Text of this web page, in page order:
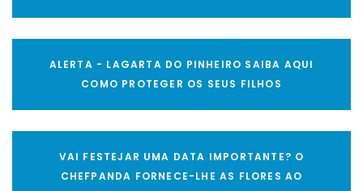
ALERTA - LAGARTA DO PINHEIRO SAIBA AQUI
COMO PROTEGER OS SEUS FILHOS
VAI FESTEJAR UMA DATA IMPORTANTE? O
CHEFPANDA FORNECE-LHE AS FLORES AO